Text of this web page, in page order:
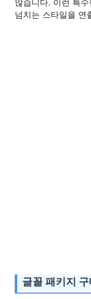
많습니다. 이런 특
넘치는 스타일을 연
글꼴 패키지